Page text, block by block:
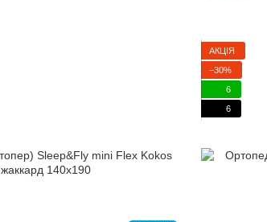
АКЦІЯ
−30%
6
6